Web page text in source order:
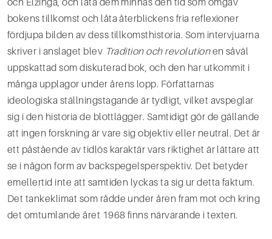
bokens tillkomst och låta återblickens fria reflexioner
fördjupa bilden av dess tillkomsthistoria. Som intervju­arna
skriver i anslaget blev Tradition och revolutionen såväl
uppskattad som diskuterad bok, och den har utkommit i
många upplagor under årens lopp. Författarnas
ideologiska ställningstagande är tydligt, vilket avspeglar
sig i den historia de blottlägger. Samtidigt gör de gällande
att ingen forskning är vare sig objektiv eller neutral. Det är
ett påstående av tidlös karaktär vars riktighet är lättare att
se i någon form av backspegelsperspektiv. Det betyder
emellertid inte att samtiden lyckas ta sig ur detta faktum.
Det tankeklimat som rådde under åren fram mot och kring
det omtumlande året 1968 finns närvarande i texten.